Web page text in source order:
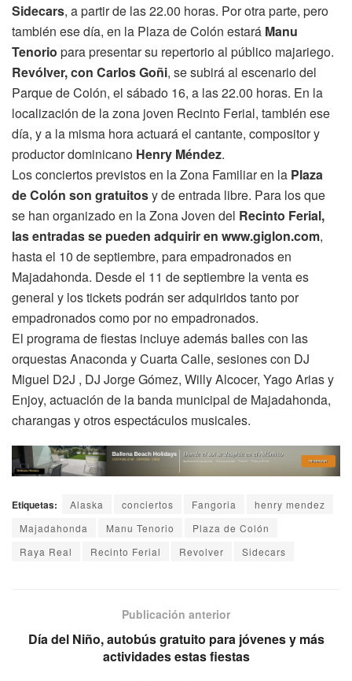
Sidecars, a partir de las 22.00 horas. Por otra parte, pero
también ese día, en la Plaza de Colón estará Manu
Tenorio para presentar su repertorio al público majariego.
Revólver, con Carlos Goñi, se subirá al escenario del
Parque de Colón, el sábado 16, a las 22.00 horas. En la
localización de la zona joven Recinto Ferial, también ese
día, y a la misma hora actuará el cantante, compositor y
productor dominicano Henry Méndez.
Los conciertos previstos en la Zona Familiar en la Plaza
de Colón son gratuitosy de entrada libre. Para los que
se han organizado en la Zona Joven del Recinto Ferial,
las entradas se pueden adquirir en www.giglon.com,
hasta el 10 de septiembre, para empadronados en
Majadahonda. Desde el 11 de septiembre la venta es
general y los tickets podrán ser adquiridos tanto por
empadronados como por no empadronados.
El programa de fiestas incluye además bailes con las
orquestas Anaconda y Cuarta Calle, sesiones con DJ
Miguel D2J , DJ Jorge Gómez, Willy Alcocer, Yago Arias y
Enjoy, actuación de la banda municipal de Majadahonda,
charangas y otros espectáculos musicales.
Etiquetas: Alaska conciertos Fangoria
henry mendez
Majadahonda
Manu Tenorio
Plaza de Colón
Raya Real
Recinto Ferial Revolver Sidecars
Publicación anterior
Día del Niño, autobús gratuito para jóvenes y más
actividades estas fiestas